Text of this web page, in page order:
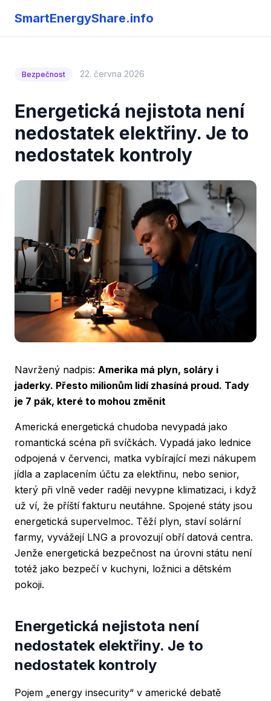
SmartEnergyShare.info
Bezpečnost 22. června 2026
Energetická nejistota není
nedostatek elektřiny. Je to
nedostatek kontroly
Navržený nadpis: Amerika má plyn, soláry i
jaderky. Přesto milionům lidí zhasíná proud. Tady
je 7 pák, které to mohou změnit
Americká energetická chudoba nevypadá jako
romantická scéna při svíčkách. Vypadá jako lednice
odpojená v červenci, matka vybírající mezi nákupem
jídla a zaplacením účtu za elektřinu, nebo senior,
který při vlně veder raději nevypne klimatizaci, i když
už ví, že příští fakturu neutáhne. Spojené státy jsou
energetická supervelmoc. Těží plyn, staví solární
farmy, vyvážejí LNG a provozují obří datová centra.
Jenže energetická bezpečnost na úrovni státu není
totéž jako bezpečí v kuchyni, ložnici a dětském
pokoji.
Energetická nejistota není
nedostatek elektřiny. Je to
nedostatek kontroly
Pojem „energy insecurity“ v americké debatě